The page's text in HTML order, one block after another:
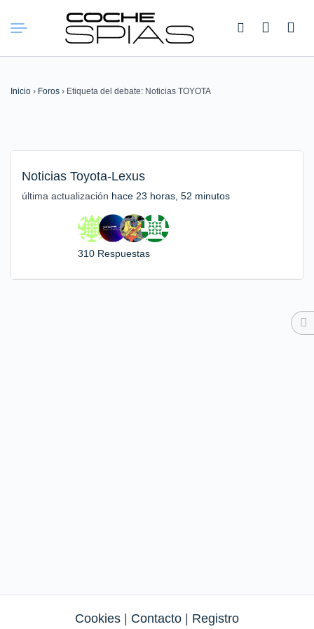
Buscar:
Inicio › Foros › Etiqueta del debate: Noticias TOYOTA
Noticias Toyota-Lexus
última actualización hace 23 horas, 52 minutos
310 Respuestas
Cookies Contacto Registro